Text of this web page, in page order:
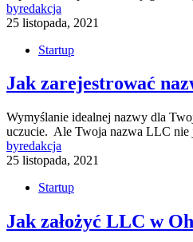
byredakcja
25 listopada, 2021
Startup
Jak zarejestrować
Wymyślanie idealnej nazwy dla
uczucie. Ale Twoja nazwa LLC
byredakcja
25 listopada, 2021
Startup
Jak założyć LLC w